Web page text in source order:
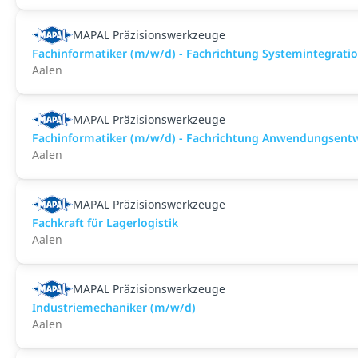
MAPAL Präzisionswerkzeuge
Fachinformatiker (m/w/d) - Fachrichtung
Aalen
MAPAL Präzisionswerkzeuge
Fachinformatiker (m/w/d) - Fachrichtung
Aalen
MAPAL Präzisionswerkzeuge
Fachkraft für Lagerlogistik
Aalen
MAPAL Präzisionswerkzeuge
Industriemechaniker (m/w/d)
Aalen